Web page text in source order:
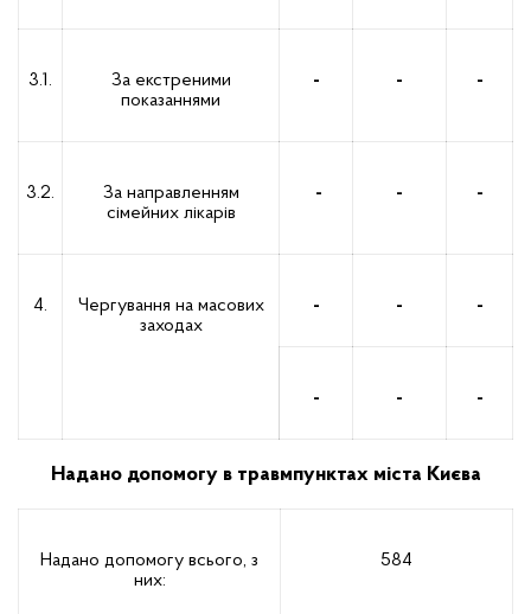
3.1.
За екстреними
показаннями
- - -
3.2.
За направленням
сімейних лікарів
- - -
4.
Чергування на масових
заходах
- - -
- - -
Надано допомогу в травмпунктах міста Києва
Надано допомогу всього, з
них:
584